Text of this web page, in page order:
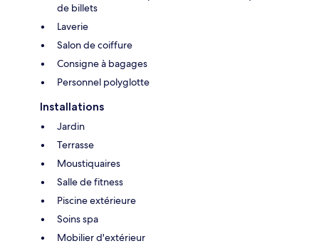
de billets
Laverie
Salon de coiffure
Consigne à bagages
Personnel polyglotte
Installations
Jardin
Terrasse
Moustiquaires
Salle de fitness
Piscine extérieure
Soins spa
Mobilier d'extérieur